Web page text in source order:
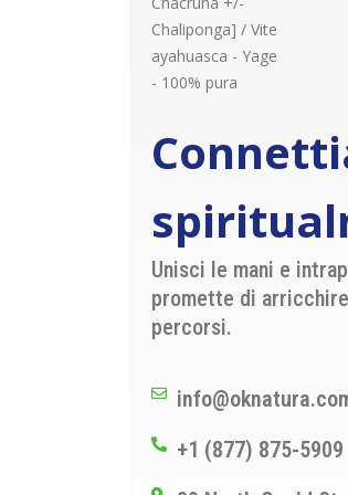
Unisci le mani e
promette di
percorsi.
+1 (877) 875-5909